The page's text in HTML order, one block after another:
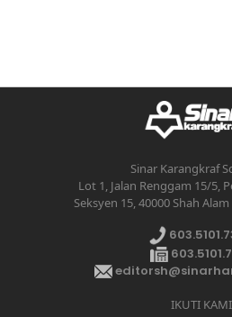
Sinar Karangkraf
Lot 1, Jalan Renggam 15/5,
Seksyen 15, 40000 Shah
IKUTI KAMI